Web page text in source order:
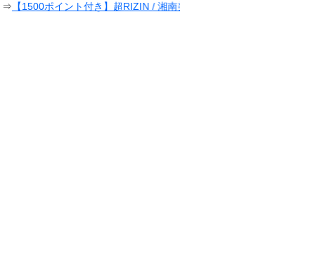
イント付き】超RIZIN / 湘南美容クリニック presents RIZIN.38